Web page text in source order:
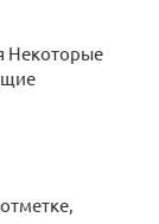
Некоторые